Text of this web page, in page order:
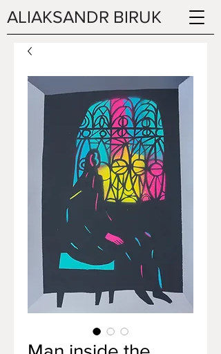
ALIAKSANDR BIRUK